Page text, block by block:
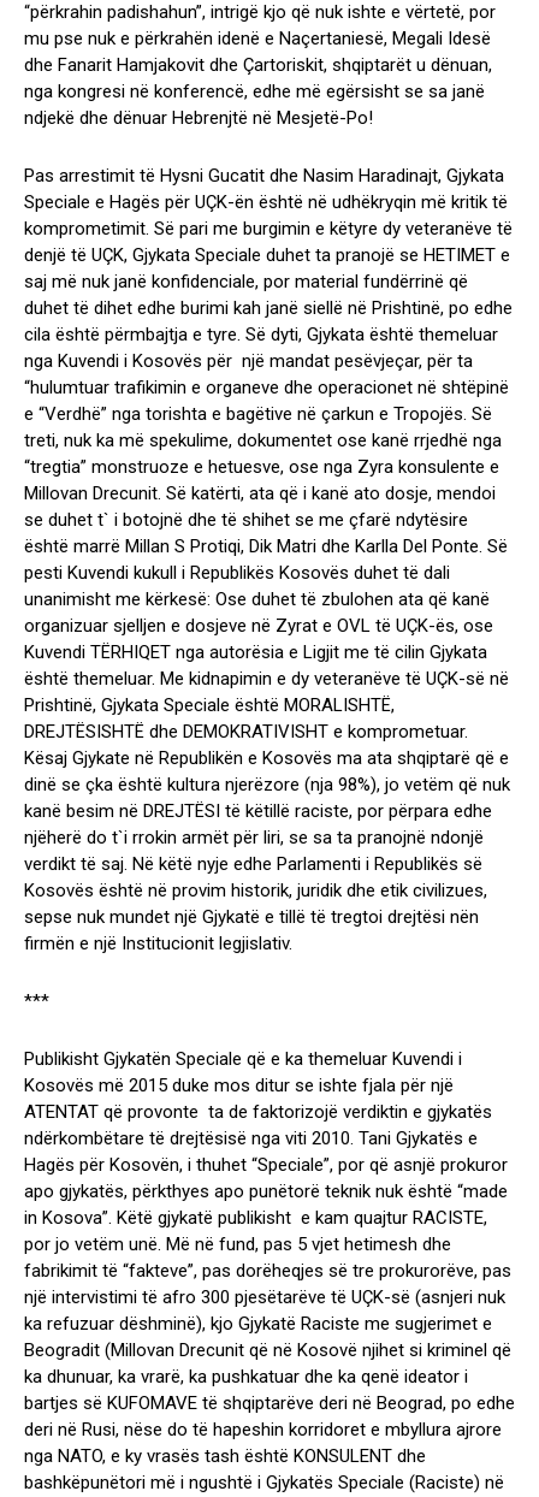
“përkrahin padishahun”, intrigë kjo që nuk ishte e vërtetë, por
mu pse nuk e përkrahën idenë e Naçertaniesë, Megali Idesë
dhe Fanarit Hamjakovit dhe Çartoriskit, shqiptarët u dënuan,
nga kongresi në konferencë, edhe më egërsisht se sa janë
ndjekë dhe dënuar Hebrenjtë në Mesjetë-Po!
Pas arrestimit të Hysni Gucatit dhe Nasim Haradinajt, Gjykata
Speciale e Hagës për UÇK-ën është në udhëkryqin më kritik të
komprometimit. Së pari me burgimin e këtyre dy veteranëve të
denjë të UÇK, Gjykata Speciale duhet ta pranojë se HETIMET e
saj më nuk janë konfidenciale, por material fundërrinë që
duhet të dihet edhe burimi kah janë siellë në Prishtinë, po edhe
cila është përmbajtja e tyre. Së dyti, Gjykata është themeluar
nga Kuvendi i Kosovës për një mandat pesëvjeçar, për ta
“hulumtuar trafikimin e organeve dhe operacionet në shtëpinë
e “Verdhë” nga torishta e bagëtive në çarkun e Tropojës. Së
treti, nuk ka më spekulime, dokumentet ose kanë rrjedhë nga
“tregtia” monstruoze e hetuesve, ose nga Zyra konsulente e
Millovan Drecunit. Së katërti, ata që i kanë ato dosje, mendoi
se duhet t` i botojnë dhe të shihet se me çfarë ndytësire
është marrë Millan S Protiqi, Dik Matri dhe Karlla Del Ponte. Së
pesti Kuvendi kukull i Republikës Kosovës duhet të dali
unanimisht me kërkesë: Ose duhet të zbulohen ata që kanë
organizuar sjelljen e dosjeve në Zyrat e OVL të UÇK-ës, ose
Kuvendi TËRHIQET nga autorësia e Ligjit me të cilin Gjykata
është themeluar. Me kidnapimin e dy veteranëve të UÇK-së në
Prishtinë, Gjykata Speciale është MORALISHTË,
DREJTËSISHTË dhe DEMOKRATIVISHT e komprometuar.
Kësaj Gjykate në Republikën e Kosovës ma ata shqiptarë që e
dinë se çka është kultura njerëzore (nja 98%), jo vetëm që nuk
kanë besim në DREJTËSI të këtillë raciste, por përpara edhe
njëherë do t`i rrokin armët për liri, se sa ta pranojnë ndonjë
verdikt të saj. Në këtë nyje edhe Parlamenti i Republikës së
Kosovës është në provim historik, juridik dhe etik civilizues,
sepse nuk mundet një Gjykatë e tillë të tregtoi drejtësi nën
firmën e një Institucionit legjislativ.
***
Publikisht Gjykatën Speciale që e ka themeluar Kuvendi i
Kosovës më 2015 duke mos ditur se ishte fjala për një
ATENTAT që provonte ta de faktorizojë verdiktin e gjykatës
ndërkombëtare të drejtësisë nga viti 2010. Tani Gjykatës e
Hagës për Kosovën, i thuhet “Speciale”, por që asnjë prokuror
apo gjykatës, përkthyes apo punëtorë teknik nuk është “made
in Kosova”. Këtë gjykatë publikisht e kam quajtur RACISTE,
por jo vetëm unë. Më në fund, pas 5 vjet hetimesh dhe
fabrikimit të “fakteve”, pas dorëheqjes së tre prokurorëve, pas
një intervistimi të afro 300 pjesëtarëve të UÇK-së (asnjeri nuk
ka refuzuar dëshminë), kjo Gjykatë Raciste me sugjerimet e
Beogradit (Millovan Drecunit që në Kosovë njihet si kriminel që
ka dhunuar, ka vrarë, ka pushkatuar dhe ka qenë ideator i
bartjes së KUFOMAVE të shqiptarëve deri në Beograd, po edhe
deri në Rusi, nëse do të hapeshin korridoret e mbyllura ajrore
nga NATO, e ky vrasës tash është KONSULENT dhe
bashkëpunëtori më i ngushtë i Gjykatës Speciale (Raciste) në